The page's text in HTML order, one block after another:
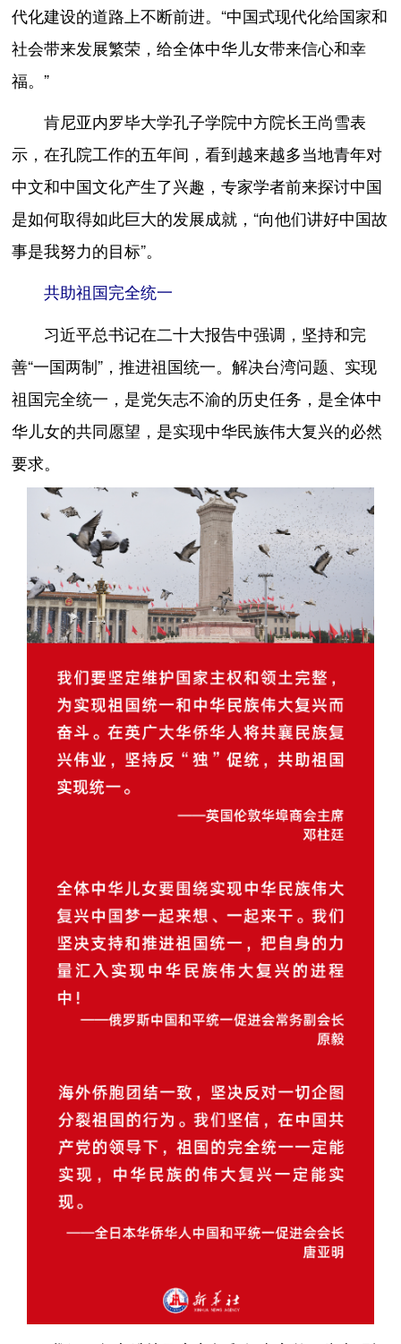
代化建设的道路上不断前进。“中国式现代化给国家和
社会带来发展繁荣，给全体中华儿女带来信心和幸
福。”
肯尼亚内罗毕大学孔子学院中方院长王尚雪表
示，在孔院工作的五年间，看到越来越多当地青年对
中文和中国文化产生了兴趣，专家学者前来探讨中国
是如何取得如此巨大的发展成就，“向他们讲好中国故
事是我努力的目标”。
共助祖国完全统一
习近平总书记在二十大报告中强调，坚持和完
善“一国两制”，推进祖国统一。解决台湾问题、实现
祖国完全统一，是党矢志不渝的历史任务，是全体中
华儿女的共同愿望，是实现中华民族伟大复兴的必然
要求。